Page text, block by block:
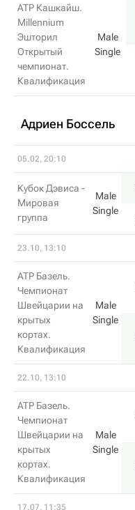
ATP Кашкайш.
Millennium
Эшторил
Открытый
чемпионат.
Квалификация
Male
Single
Адриен Боссель
05.02, 20:10
Кубок Дэвиса -
Мировая
группа
Male
Single
23.10, 13:10
ATP Базель.
Чемпионат
Швейцарии на
крытых
кортах.
Квалификация
Male
Single
22.10, 13:10
ATP Базель.
Чемпионат
Швейцарии на
крытых
кортах.
Квалификация
Male
Single
17.07, 11:35